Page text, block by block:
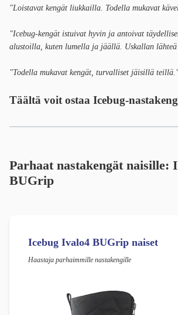
"Loistavat kengät liukkailla. Todella mukavat
"Icebug-kengät istuivat hyvin ja antoivat
alustoilla, kuten lumella ja jäällä. Uskallan lähteä
"Todella mukavat kengät, turvalliset jäisillä
Täältä voit ostaa Icebug-
Parhaat nastakengät naisille:
BUGrip
Icebug Ivalo4 BUGrip naiset
Haastaja parhaimmille nastakengille